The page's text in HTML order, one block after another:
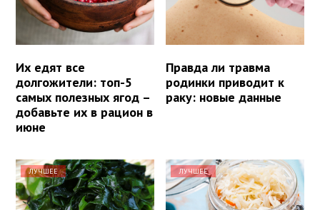
Их едят все
долгожители: топ-5
самых полезных ягод –
добавьте их в рацион в
июне
Правда ли травма
родинки приводит к
раку: новые данные
ЛУЧШЕЕ ЛУЧШЕЕ